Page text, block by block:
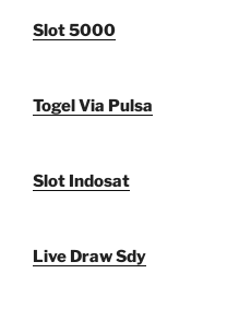
Slot 5000
Togel Via Pulsa
Slot Indosat
Live Draw Sdy